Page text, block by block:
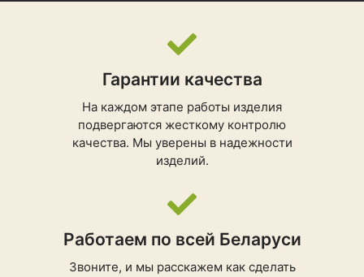
Гарантии качества
На каждом этапе работы изделия
подвергаются жесткому контролю
качества. Мы уверены в надежности
изделий.
Работаем по всей Беларуси
Звоните, и мы расскажем как сделать